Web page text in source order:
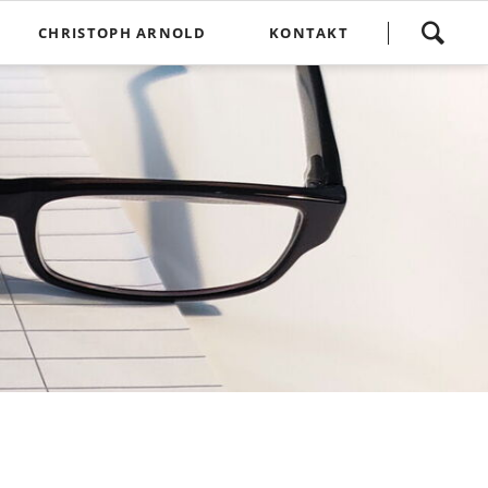
überspringen
CHRISTOPH ARNOLD KONTAKT